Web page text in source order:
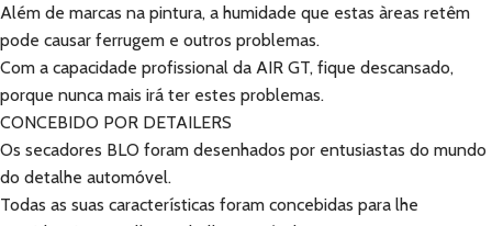
Além de marcas na pintura, a humidade que estas àreas retêm
pode causar ferrugem e outros problemas.
Com a capacidade profissional da AIR GT, fique descansado,
porque nunca mais irá ter estes problemas.
CONCEBIDO POR DETAILERS
Os secadores BLO foram desenhados por entusiastas do mundo
do detalhe automóvel.
Todas as suas características foram concebidas para lhe